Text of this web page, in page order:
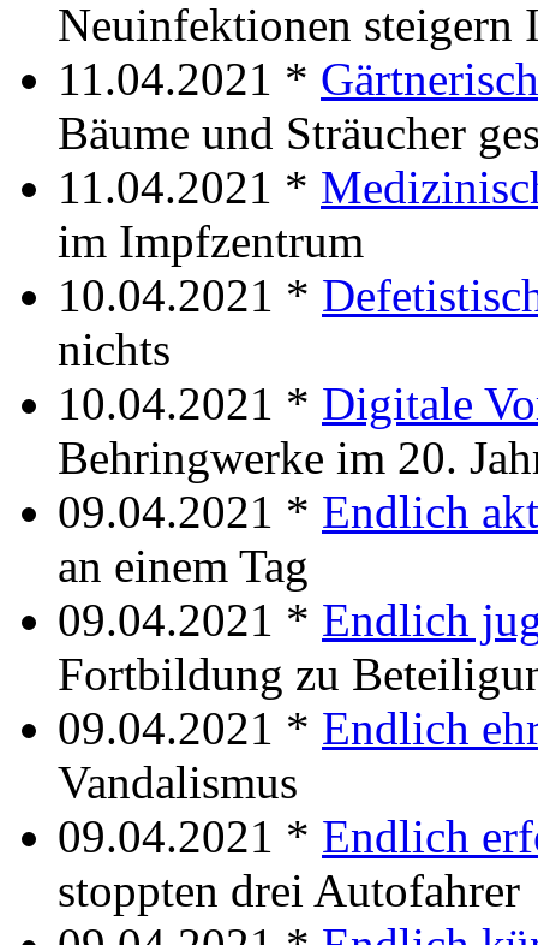
Neuinfektionen steigern
11.04.2021 *
Bäume und Sträucher
11.04.2021 *
im Impfzentrum
10.04.2021 *
nichts
10.04.2021 * Digitale
Behringwerke im 20.
09.04.2021 * Endlich
an einem Tag
09.04.2021 * Endlich
Fortbildung zu
09.04.2021 * Endlich
Vandalismus
09.04.2021 * Endlich
stoppten drei Autofahrer